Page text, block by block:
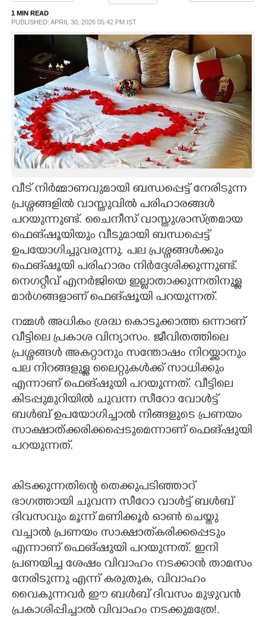
LIFESTYLE
SPIRITUAL
INFO+
ART
ASTRO
CARTOONS
LITERATURE
ZOOM
CONTACT US
1 MIN READ
PUBLISHED: APRIL 30, 2026 05:42 PM IST
വീട് നിർമ്മാണവുമായി ബന്ധപ്പെട്ട് നേരിടുന്ന
പ്രശ്നങ്ങളിൽ വാസ്തുവിൽ പരിഹാരങ്ങൾ
പറയുന്നുണ്ട്. ചൈനീസ് വാസ്തുശാസ്ത്രമായ
ഫെങ്‌ഷൂയിയും വീടുമായി ബന്ധപ്പെട്ട്
ഉപയോഗിച്ചുവരുന്നു. പല പ്രശ്നങ്ങൾക്കും
ഫെങ്‌ഷൂയി പരിഹാരം നിർദ്ദേശിക്കുന്നുണ്ട്.
നെഗറ്റീവ് എനർജിയെ ഇല്ലാതാക്കുന്നതിനുള്ള
മാർഗങ്ങളാണ് ഫെങ്‌ഷൂയി പറയുന്നത്.
നമ്മൾ അധികം ശ്രദ്ധ കൊടുക്കാത്ത ഒന്നാണ്
വീട്ടിലെ പ്രകാശ വിന്യാസം. ജീവിതത്തിലെ
പ്രശ്നങ്ങൾ അകറ്റാനും സന്തോഷം നിറയ്ക്കാനും
പല നിറങ്ങളുള്ള ലൈറ്റുകൾക്ക് സാധിക്കും
എന്നാണ് ഫെങ്ഷുയി പറയുന്നത്. വീട്ടിലെ
കിടപ്പുമുറിയിൽ ചുവന്ന സീറോ വോൾട്ട്
ബൾബ് ഉപയോഗിച്ചാൽ നിങ്ങളുടെ പ്രണയം
സാക്ഷാത്ക്കരിക്കപ്പെടുമെന്നാണ് ഫെങ്ഷുയി
പറയുന്നത്.
കിടക്കുന്നതിന്റെ തെക്കുപടിഞ്ഞാറ്
ഭാഗത്തായി ചുവന്ന സീറോ വാൾട്ട് ബൾബ്
ദിവസവും മൂന്ന് മണിക്കൂർ ഓൺ ചെയ്തു
വച്ചാൽ പ്രണയം സാക്ഷാത്‌കരിക്കപ്പെടും
എന്നാണ് ഫെങ്ഷുയി പറയുന്നത്. ഇനി
പ്രണയിച്ച ശേഷം വിവാഹം നടക്കാൻ താമസം
നേരിടുന്നു എന്ന് കരുതുക, വിവാഹം
വൈകുന്നവർ ഈ ബൾബ് ദിവസം മുഴുവൻ
പ്രകാശിപ്പിച്ചാൽ വിവാഹം നടക്കുമത്രേ!.